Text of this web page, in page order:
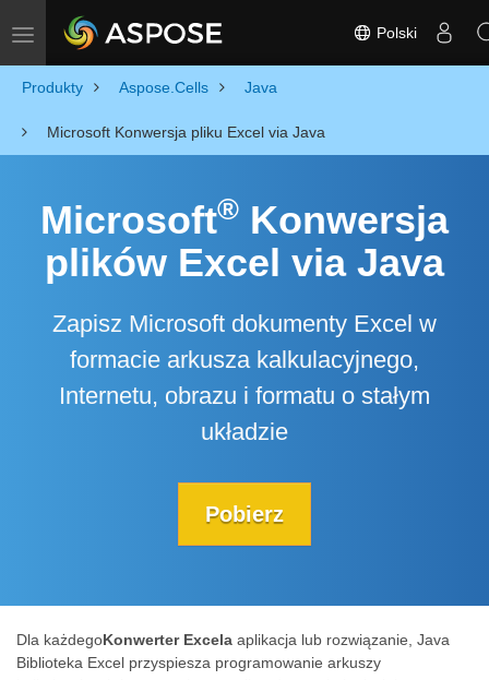
Toggle navigation Polski
Produkty Aspose.Cells Java
Microsoft Konwersja pliku Excel via Java
Microsoft® Konwersja
plików Excel via Java
Zapisz Microsoft dokumenty Excel w
formacie arkusza kalkulacyjnego,
Internetu, obrazu i formatu o stałym
układzie
Pobierz
Dla każdegoKonwerter Excela aplikacja lub rozwiązanie, Java
Biblioteka Excel przyspiesza programowanie arkuszy